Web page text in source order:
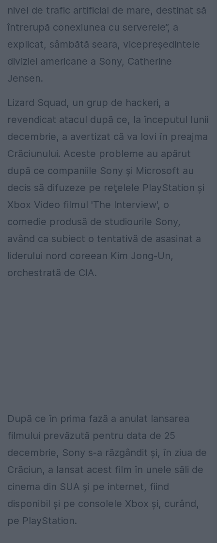
nivel de trafic artificial de mare, destinat să
întrerupă conexiunea cu serverele”, a
explicat, sâmbătă seara, vicepreşedintele
diviziei americane a Sony, Catherine
Jensen.
Lizard Squad, un grup de hackeri, a
revendicat atacul după ce, la începutul lunii
decembrie, a avertizat că va lovi în preajma
Crăciunului. Aceste probleme au apărut
după ce companiile Sony şi Microsoft au
decis să difuzeze pe reţelele PlayStation şi
Xbox Video filmul 'The Interview', o
comedie produsă de studiourile Sony,
având ca subiect o tentativă de asasinat a
liderului nord coreean Kim Jong-Un,
orchestrată de CIA.
După ce în prima fază a anulat lansarea
filmului prevăzută pentru data de 25
decembrie, Sony s-a răzgândit şi, în ziua de
Crăciun, a lansat acest film în unele săli de
cinema din SUA şi pe internet, fiind
disponibil şi pe consolele Xbox şi, curând,
pe PlayStation.